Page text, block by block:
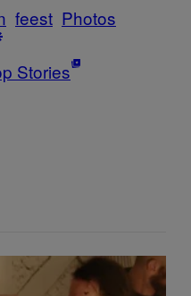
feest Photos
Stories